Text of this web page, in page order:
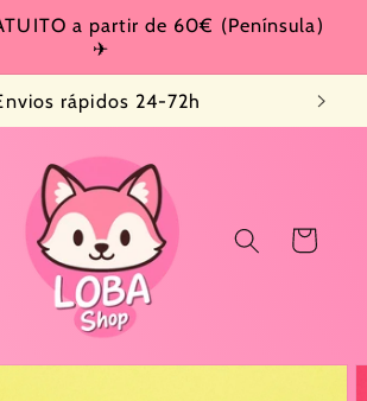
a partir de 60€ (Península)
✈
rápidos 24-72h
Carrito